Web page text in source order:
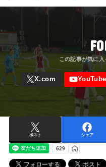
ポスト シェア